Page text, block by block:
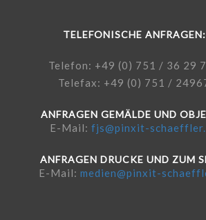
TELEFONISCHE ANFRAGEN:
Telefon: +49 (0) 751 / 36 29
Telefax: +49 (0) 751 /
ANFRAGEN GEMÄLDE UND
E-Mail: fjs@pinxit-
ANFRAGEN DRUCKE UND ZUM
E-Mail: medien@pinxit-